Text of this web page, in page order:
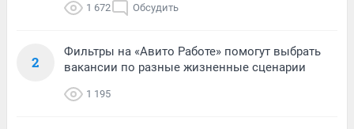
1 672 Обсудить
2
Фильтры на «Авито Работе» помогут выбрать
вакансии по разные жизненные сценарии
1 195